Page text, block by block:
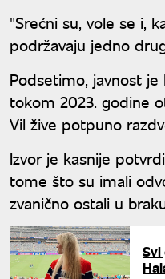
"Srećni su, vole se i,
podržavaju jedno
Podsetimo, javnost
tokom 2023. godine
Vil žive potpuno
Izvor je kasnije
tome što su imali
zvanično ostali u
Svi